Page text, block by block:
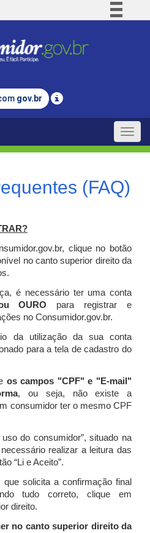
Comunica BR
Legislação
gov.br
Toggle
(FAQ)
clique no botão
no canto superior direito da
é necessário ter uma conta
OURO para registrar e
no Consumidor.gov.br.
da utilização da sua conta
para a tela de cadastro do
os campos "CPF" e "E-mail"
, ou seja, não existe a
consumidor ter o mesmo CPF
do consumidor”, situado na
realizar a leitura das
“Li e Aceito”.
solicita a confirmação final
tudo correto, clique em
direito.
no canto superior direito da